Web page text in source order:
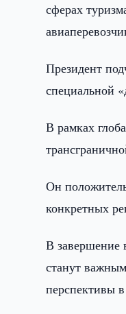
сферах
Президент
специальной
В рамках
Он
конкретных
В завершение
станут
перспективы